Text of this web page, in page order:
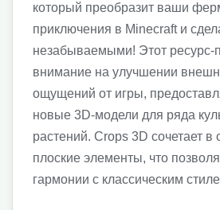
который преобразит ваши
приключения в Minecraft и
незабываемыми! Этот ресурс-
внимание на улучшении
ощущений от игры,
новые 3D-модели для ряда
растений. Crops 3D сочетает в
плоские элементы, что
гармонии с классическим